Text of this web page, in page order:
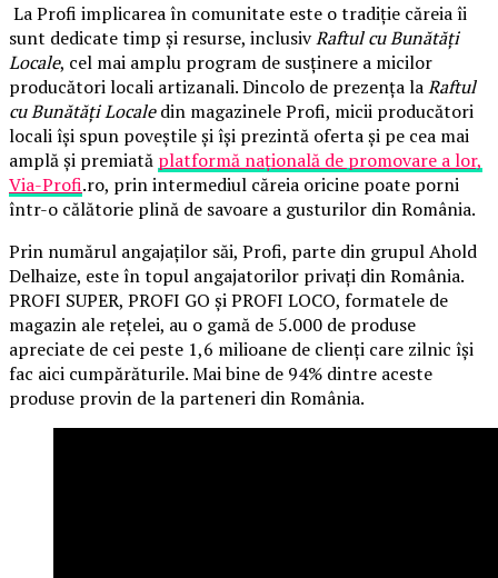
La Profi implicarea în comunitate este o tradiție căreia îi
sunt dedicate timp și resurse, inclusivRaftul cu Bunătăți
Locale, cel mai amplu program de susținere a micilor
producători locali artizanali. Dincolo de prezența laRaftul
cu Bunătăți Localedin magazinele Profi, micii producători
locali își spun poveștile și își prezintă oferta și pe cea mai
amplă și premiată platformă națională de promovare a lor,
Via-Profi.ro, prin intermediul căreia oricine poate porni
într-o călătorie plină de savoare a gusturilor din România.
Prin numărul angajaților săi, Profi, parte din grupul Ahold
Delhaize, este în topul angajatorilor privați din România.
PROFI SUPER, PROFI GO și PROFI LOCO, formatele de
magazin ale rețelei, au o gamă de 5.000 de produse
apreciate de cei peste 1,6 milioane de clienți care zilnic își
fac aici cumpărăturile. Mai bine de 94% dintre aceste
produse provin de la parteneri din România.